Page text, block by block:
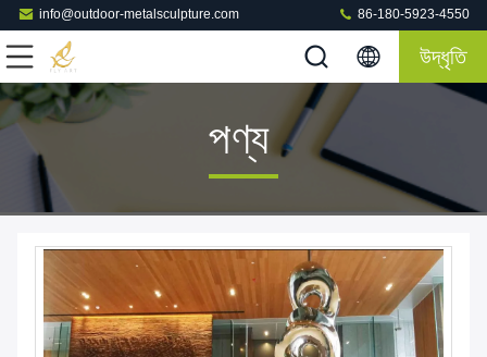
info@outdoor-metalsculpture.com 86-180-5923-4550
উদ্ধৃতি
পণ্য